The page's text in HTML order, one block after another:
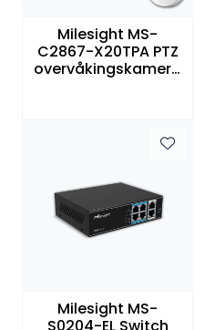
Milesight MS-
C2867-X20TPA PTZ
overvåkingskamera
Milesight MS-
S0204-EL Switch